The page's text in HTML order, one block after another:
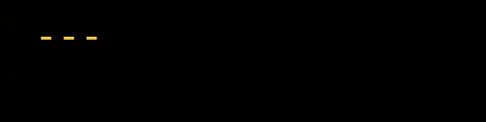
---